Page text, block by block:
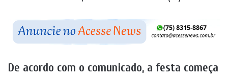
De acordo com o comunicado, a festa começa